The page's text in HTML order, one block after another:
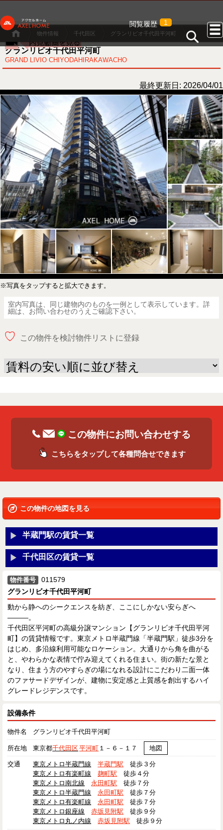
閲覧履歴 1
物件情報 千代田区 グランリビオ千代田平河町
グランリビオ千代田平河町
GRAND LIVIO CHIYODAHIRAKAWACHO
最終更新日: 2026/04/01
※写真をタップすると拡大できます。
室内写真は、同じ建物内のものを一例として表示しています。詳
細は、お問い合わせのうえご確認下さい。
♡ この物件を検討物件リストに登録
この物件にお問い合わせする
こちらをタップして各種問合せできます
この物件の地図を見る
半蔵門駅の賃貸一覧
千代田区の賃貸一覧
物件番号
011579
グランリビオ千代田平河町
動から静へのシークエンスを紡ぎ、ここにしかない安らぎへ
―――。
千代田区平河町の高級分譲マンション【グランリビオ千代田平河
町】の賃貸情報です。東京メトロ半蔵門線「半蔵門駅」徒歩3分を
はじめ、多沿線利用可能なロケーション。大通りから角を曲がる
と、やわらかな表情で佇み迎えてくれる住まい。街の新たな景と
なり、住まう方のやすらぎの場になれる設計にこだわり二面一体
のファサードデザインが、建物に安定感と上質感を創出するハイ
グレードレジデンスです。
設備条件
物件名 グランリビオ千代田平河町
所在地 東京都千代田区平河町 １－６－１７ 地図
交通 東京メトロ半蔵門線 半蔵門駅 徒歩３分
東京メトロ有楽町線
麹町駅 徒歩４分
東京メトロ南北線
永田町駅 徒歩７分
東京メトロ半蔵門線
永田町駅 徒歩７分
東京メトロ有楽町線
永田町駅 徒歩７分
東京メトロ銀座線
赤坂見附駅 徒歩９分
東京メトロ丸ノ内線
赤坂見附駅 徒歩９分